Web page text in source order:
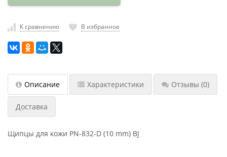
Хранение
К сравнению В избранное
Описание Характеристики Отзывы (0)
Доставка
Щипцы для кожи PN-832-D (10 mm) BJ